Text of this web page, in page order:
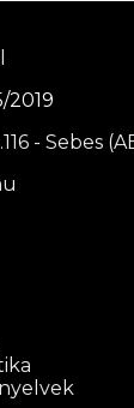
2019
- Sebes